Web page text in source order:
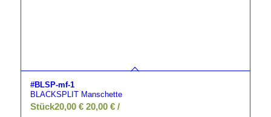
#BLSP-mf-1
BLACKSPLIT Manschette
20,00 € 20,00 €/
Stück